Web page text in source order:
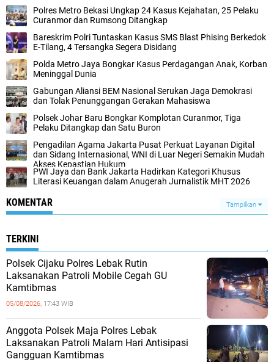
Polres Metro Bekasi Ungkap 24 Kasus Kejahatan, 25 Pelaku
Curanmor dan Rumsong Ditangkap
Bareskrim Polri Tuntaskan Kasus SMS Blast Phising Berkedok
E-Tilang, 4 Tersangka Segera Disidang
Polda Metro Jaya Bongkar Kasus Perdagangan Anak, Korban
Meninggal Dunia‎
Gabungan Aliansi BEM Nasional Serukan Jaga Demokrasi
dan Tolak Penunggangan Gerakan Mahasiswa
Polsek Johar Baru Bongkar Komplotan Curanmor, Tiga
Pelaku Ditangkap dan Satu Buron‎
Pengadilan Agama Jakarta Pusat Perkuat Layanan Digital
dan Sidang Internasional, WNI di Luar Negeri Semakin Mudah
Akses Kepastian Hukum
PWI Jaya dan Bank Jakarta Hadirkan Kategori Khusus
Literasi Keuangan dalam Anugerah Jurnalistik MHT 2026
KOMENTAR Tampilkan
TERKINI
Polsek Cijaku Polres Lebak Rutin
Laksanakan Patroli Mobile Cegah GU
Kamtibmas
05/08/2026, 17:43 WIB
Anggota Polsek Maja Polres Lebak
Laksanakan Patroli Malam Hari Antisipasi
Gangguan Kamtibmas